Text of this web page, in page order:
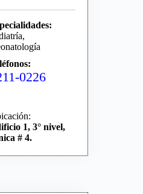
0226
1, 3° nivel,
# 4.